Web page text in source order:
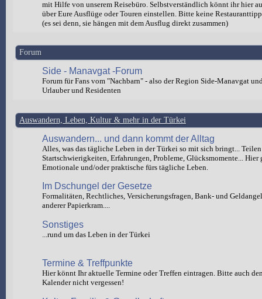
mit Hilfe von unserem Reisebüro. Selbstverständlich könnt ihr hier
über Eure Ausflüge oder Touren einstellen. Bitte keine
(es sei denn, sie hängen mit dem Ausflug direkt zusammen)
Forum
Side - Manavgat -Forum
Forum für Fans vom "Nachbarn" - also der Region Side-Manavgat
Urlauber und Residenten
Auswandern, Leben, Kultur & mehr in der Türkei
Auswandern... und dann kommt der Alltag
Alles, was das tägliche Leben in der Türkei so mit sich bringt...
Startschwierigkeiten, Erfahrungen, Probleme, Glücksmomente... Hier
Emotionale und/oder praktische fürs tägliche Leben.
Im Dschungel der Gesetze
Formalitäten, Rechtliches, Versicherungsfragen, Bank- und
anderer Papierkram....
Sonstiges
...rund um das Leben in der Türkei
Termine & Treffpunkte
Hier könnt Ihr aktuelle Termine oder Treffen eintragen. Bitte auch
Kalender nicht vergessen!